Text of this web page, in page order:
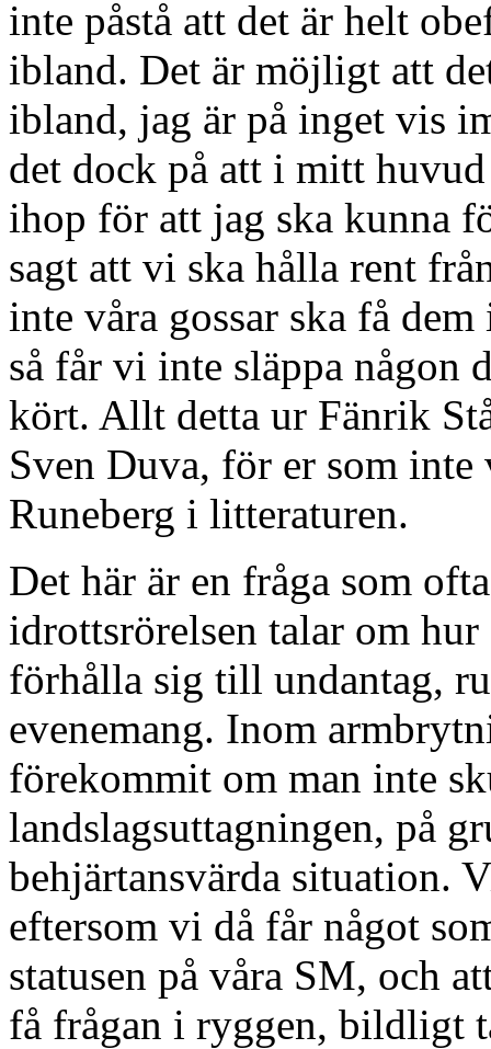
inte påstå att det är helt
ibland. Det är möjligt att
ibland, jag är på inget vis
det dock på att i mitt
ihop för att jag ska kunna
sagt att vi ska hålla rent
inte våra gossar ska få
så får vi inte släppa någon
kört. Allt detta ur Fänrik
Sven Duva, för er som
Runeberg i litteraturen.
Det här är en fråga som
idrottsrörelsen talar om
förhålla sig till undantag,
evenemang. Inom
förekommit om man inte
landslagsuttagningen, på
behjärtansvärda situation.
eftersom vi då får något
statusen på våra SM, och
få frågan i ryggen, bildligt